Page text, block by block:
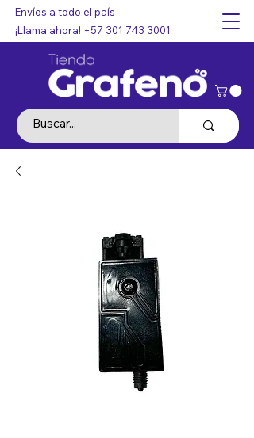
Envíos a todo el país
¡Llama ahora! +57 301 743 3001